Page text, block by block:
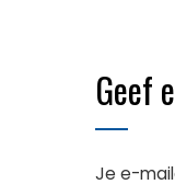
Geef
Je e-